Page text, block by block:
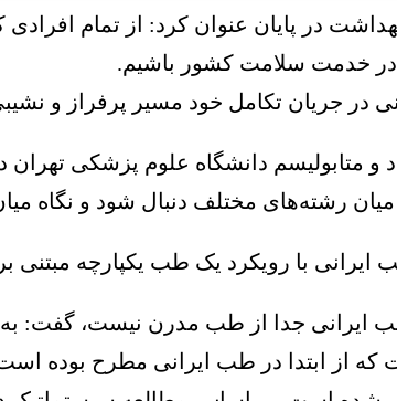
در پایان عنوان کرد: از تمام
در خدمت سلامت کشور باشیم.
جریان تکامل خود مسیر پرفراز و
و متابولیسم دانشگاه علوم پزشکی
رشته‌های مختلف دنبال شود و نگاه
ایرانی با رویکرد یک طب یکپارچه
طب ایرانی جدا از طب مدرن نیست،
از ابتدا در طب ایرانی مطرح بوده